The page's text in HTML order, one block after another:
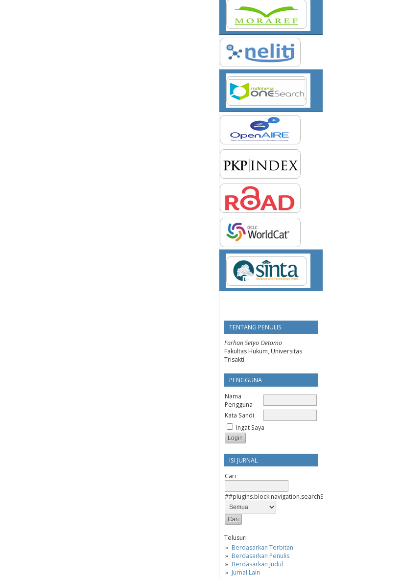
TENTANG PENULIS
Farhan Setyo Oetomo
Fakultas Hukum, Universitas
Trisakti
PENGGUNA
Nama
Pengguna
Kata Sandi
Ingat Saya
ISI JURNAL
Cari
##plugins.block.navigation.searchScope##
Telusuri
Berdasarkan Terbitan
Berdasarkan Penulis
Berdasarkan Judul
Jurnal Lain